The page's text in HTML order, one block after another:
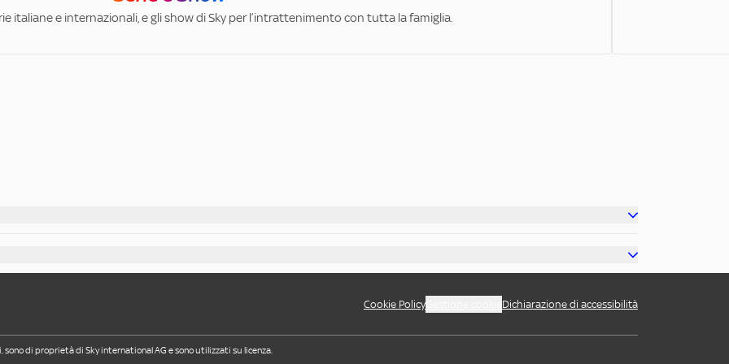
italiane e internazionali, e gli show di Sky per l’intrattenimento con tutta la famiglia.
Cookie Policy Dichiarazione di accessibilità
di proprietà di Sky international AG e sono utilizzati su licenza.